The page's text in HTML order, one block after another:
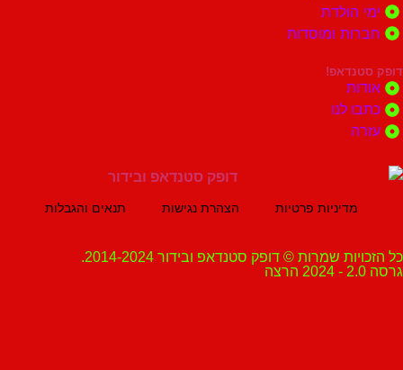
ומוסדות
לנו
מדיניות פרטיות הצהרת נגישות תנאים והגבלות
שמרות © דופק סטנדאפ ובידור 2014-2024.